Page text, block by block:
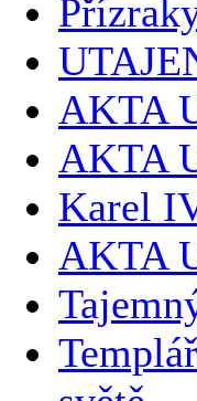
AKTA
AKTA
Karel
AKTA